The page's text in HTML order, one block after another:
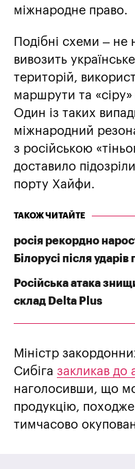
міжнародне право.
Подібні схеми – не
вивозить
територій,
маршрути та
Один із таких
міжнародний
з російською
доставило
порту Хайфи.
ТАКОЖ ЧИТАЙТЕ
росія рекордно
Білорусі після
Російська атака
склад Delta Plus
Міністр
Сибіга закликав до
наголосивши, що
продукцію,
тимчасово